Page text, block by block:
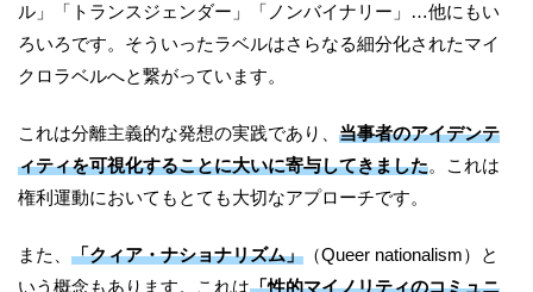
ル」「トランスジェンダー」「ノンバイナリー」…他にもい
ろいろです。そういったラベルはさらなる細分化されたマイ
クロラベルへと繋がっています。
これは分離主義的な発想の実践であり、 当事者のアイデンテ
ィティを可視化することに大いに寄与してきました。これは
権利運動においてもとても大切なアプローチです。
また、 「クィア・ナショナリズム」 （Queer nationalism）と
いう概念もあります。これは「性的マイノリティのコミュニ